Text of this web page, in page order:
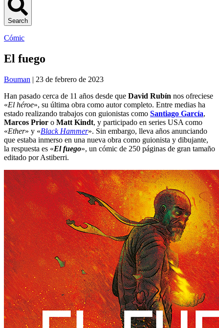
Search
Cómic
El fuego
Bouman | 23 de febrero de 2023
Han pasado cerca de 11 años desde que David Rubín nos ofreciese
«El héroe», su última obra como autor completo. Entre medias ha
estado realizando trabajos con guionistas como Santiago García,
Marcos Prior o Matt Kindt, y participado en series USA como
«Ether» y «Black Hammer». Sin embargo, lleva años anunciando
que estaba inmerso en una nueva obra como guionista y dibujante,
la respuesta es «El fuego», un cómic de 250 páginas de gran tamaño
editado por Astiberri.